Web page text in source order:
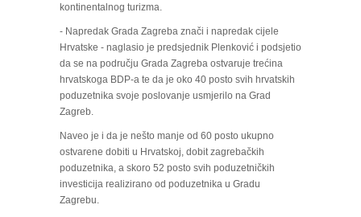
kontinentalnog turizma.
- Napredak Grada Zagreba znači i napredak cijele
Hrvatske - naglasio je predsjednik Plenković i podsjetio
da se na području Grada Zagreba ostvaruje trećina
hrvatskoga BDP-a te da je oko 40 posto svih hrvatskih
poduzetnika svoje poslovanje usmjerilo na Grad
Zagreb.
Naveo je i da je nešto manje od 60 posto ukupno
ostvarene dobiti u Hrvatskoj, dobit zagrebačkih
poduzetnika, a skoro 52 posto svih poduzetničkih
investicija realizirano od poduzetnika u Gradu
Zagrebu.